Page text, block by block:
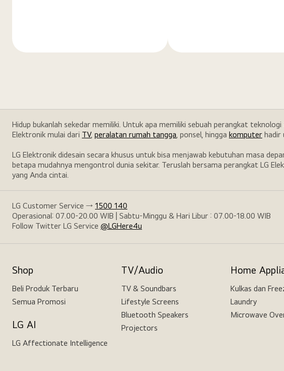
Hidup bukanlah sekedar memiliki. Untuk apa memiliki sebuah perangkat
Elektronik mulai dari TV, peralatan rumah tangga, ponsel, hingga komputer hadir
LG Elektronik didesain secara khusus untuk bisa menjawab kebutuhan masa
betapa mudahnya mengontrol dunia sekitar. Teruslah bersama perangkat LG
yang Anda cintai.
LG Customer Service → 1500 140
Operasional: 07.00-20.00 WIB | Sabtu-Minggu & Hari Libur : 07.00-18.00 WIB
Follow Twitter LG Service @LGHere4u
Shop
Beli Produk Terbaru
Semua Promosi
LG AI
LG Affectionate Intelligence
TV/Audio
TV & Soundbars
Lifestyle Screens
Bluetooth Speakers
Projectors
Home
Kulkas dan
Laundry
Microwave